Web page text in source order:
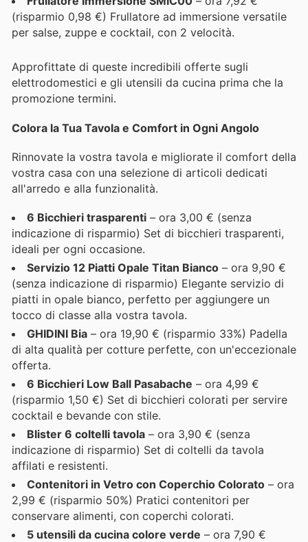
(risparmio 0,98 €) Frullatore ad immersione versatile
per salse, zuppe e cocktail, con 2 velocità.
Approfittate di queste incredibili offerte sugli
elettrodomestici e gli utensili da cucina prima che la
promozione termini.
Colora la Tua Tavola e Comfort in Ogni Angolo
Rinnovate la vostra tavola e migliorate il comfort della
vostra casa con una selezione di articoli dedicati
all'arredo e alla funzionalità.
6 Bicchieri trasparenti – ora 3,00 € (senza
indicazione di risparmio) Set di bicchieri trasparenti,
ideali per ogni occasione.
Servizio 12 Piatti Opale Titan Bianco – ora 9,90 €
(senza indicazione di risparmio) Elegante servizio di
piatti in opale bianco, perfetto per aggiungere un
tocco di classe alla vostra tavola.
GHIDINI Bia – ora 19,90 € (risparmio 33%) Padella
di alta qualità per cotture perfette, con un'eccezionale
offerta.
6 Bicchieri Low Ball Pasabache – ora 4,99 €
(risparmio 1,50 €) Set di bicchieri colorati per servire
cocktail e bevande con stile.
Blister 6 coltelli tavola – ora 3,90 € (senza
indicazione di risparmio) Set di coltelli da tavola
affilati e resistenti.
Contenitori in Vetro con Coperchio Colorato – ora
2,99 € (risparmio 50%) Pratici contenitori per
conservare alimenti, con coperchi colorati.
5 utensili da cucina colore verde – ora 7,90 €